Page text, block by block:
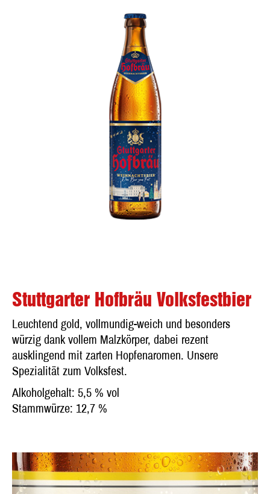
Stuttgarter Hofbräu Volksfestbier
Leuchtend gold, vollmundig-weich und besonders
würzig dank vollem Malzkörper, dabei rezent
ausklingend mit zarten Hopfenaromen. Unsere
Spezialität zum Volksfest.
Alkoholgehalt: 5,5 % vol
Stammwürze: 12,7 %